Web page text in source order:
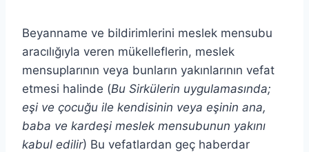
Beyanname ve bildirimlerini meslek mensubu
aracılığıyla veren mükelleflerin, meslek
mensuplarının veya bunların yakınlarının vefat
etmesi halinde (Bu Sirkülerin uygulamasında;
eşi ve çocuğu ile kendisinin veya eşinin ana,
baba ve kardeşi meslek mensubunun yakını
kabul edilir) Bu vefatlardan geç haberdar